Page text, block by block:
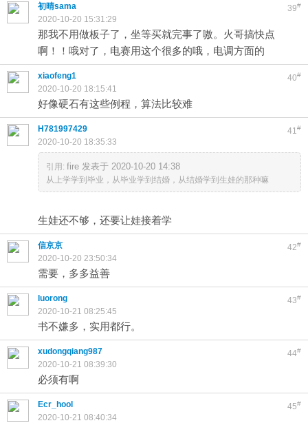
39#
初晴sama
2020-10-20 15:31:29
那我不用做板子了，坐等买就完事了嗷。火哥搞快点
啊！！哦对了，电赛用这个很多的哦，电调方面的
40#
xiaofeng1
2020-10-20 18:15:41
好像硬石有这些例程，算法比较难
41 #
H781997429
2020-10-20 18:35:33
引用: fire 发表于 2020-10-20 14:38
从上学学到毕业，从毕业学到结婚，从结婚学到生娃的那种嘛
生娃还不够，还要让娃接着学
42#
信京京
2020-10-20 23:50:34
需要，多多益善
43#
luorong
2020-10-21 08:25:45
书不嫌多，实用都行。
44#
xudongqiang987
2020-10-21 08:39:30
必须有啊
45#
Ecr_hool
2020-10-21 08:40:34